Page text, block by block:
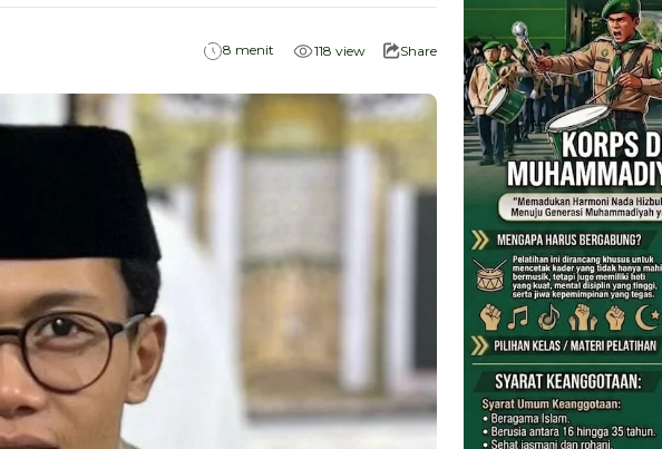
8 menit 118 view Share